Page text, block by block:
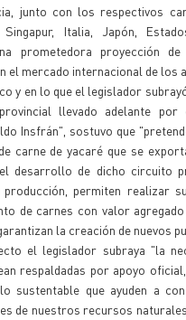
junto con los respectivos
Italia, Japón,
prometedora proyección
el mercado internacional de los
y en lo que el legislador
llevado adelante
Insfrán", sostuvo que
carne de yacaré que se
desarrollo de dicho circuito
producción, permiten realizar
de carnes con valor
la creación de nuevos
el legislador subraya "la
respaldadas por apoyo
sustentable que ayuden a
de nuestros recursos